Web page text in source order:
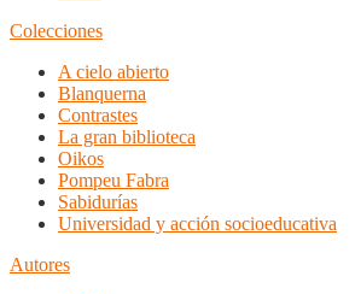
Colecciones
A cielo abierto
Blanquerna
Contrastes
La gran biblioteca
Oikos
Pompeu Fabra
Sabidurías
Universidad y acción socioeducativa
Autores